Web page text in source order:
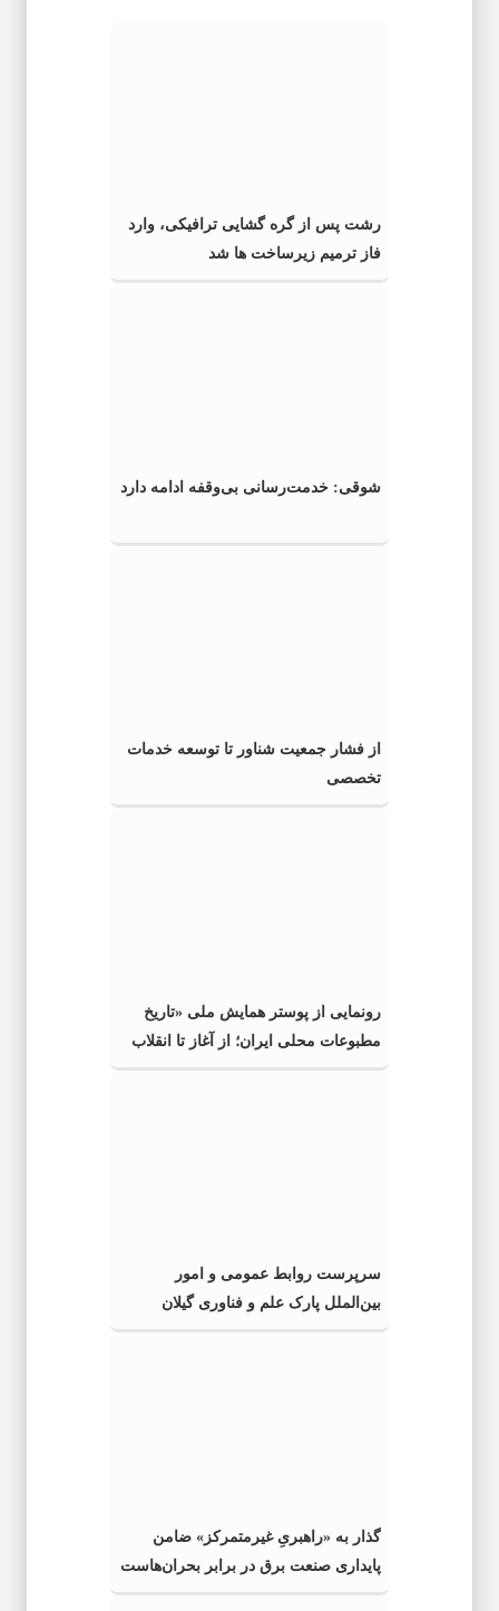
رشت پس از گره گشایی ترافیکی، وارد
فاز ترمیم زیرساخت ها شد
شوقی: خدمت‌رسانی بی‌وقفه ادامه دارد
از فشار جمعیت شناور تا توسعه خدمات
تخصصی
رونمایی از پوستر همایش ملی «تاریخ
مطبوعات محلی ایران؛ از آغاز تا انقلاب
اسلامی» در گیلان
سرپرست روابط عمومی و امور
بین‌الملل پارک علم و فناوری گیلان
منصوب شد
گذار به «راهبریِ غیرمتمرکز» ضامن
پایداری صنعت برق در برابر بحران‌هاست